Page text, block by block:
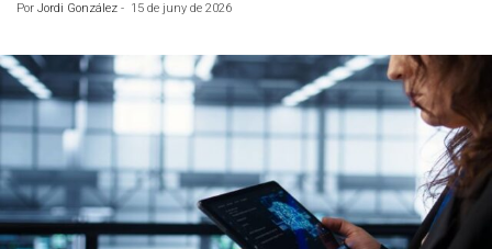
Por Jordi González - 15 de juny de 2026